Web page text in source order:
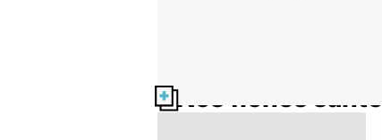
Nos fiches santé